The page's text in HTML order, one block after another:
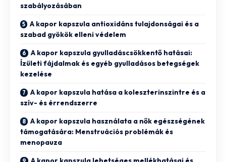
szabályozásában
A kapor kapszula antioxidáns tulajdonságai és a
szabad gyökök elleni védelem
A kapor kapszula gyulladáscsökkentő hatásai:
Ízületi fájdalmak és egyéb gyulladásos betegségek
kezelése
A kapor kapszula hatása a koleszterinszintre és a
szív- és érrendszerre
A kapor kapszula használata a nők egészségének
támogatására: Menstruációs problémák és
menopauza